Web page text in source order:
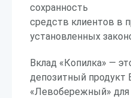
сохранность
средств клиентов в
установленных
Вклад «Копилка» —
депозитный продукт
«Левобережный» для